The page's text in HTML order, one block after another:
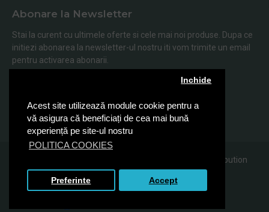
Acest site utilizează module cookie pentru a
vă asigura că beneficiați de cea mai bună
experiență pe site-ul nostru
POLITICA COOKIES
Inchide
Preferinte Accept
Abonare la Newsletter
Stai la curent cu ultimele oferte si cele mai noi produse. Dupa ce
initiezi abonarea la newsletter-ul nostru iti vom trimite un email
pentru activarea abonarii.
Abonare
Am citit şi sunt de acord cu Politica de Confidentialitate
© 2019, Papir.ro, Toate drepturile rezervate Sanito Distribution